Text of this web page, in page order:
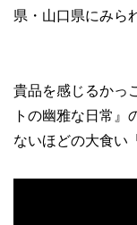
県・山口県にみら
貴品を感じるかっ
トの幽雅な日常』
ないほどの大食い